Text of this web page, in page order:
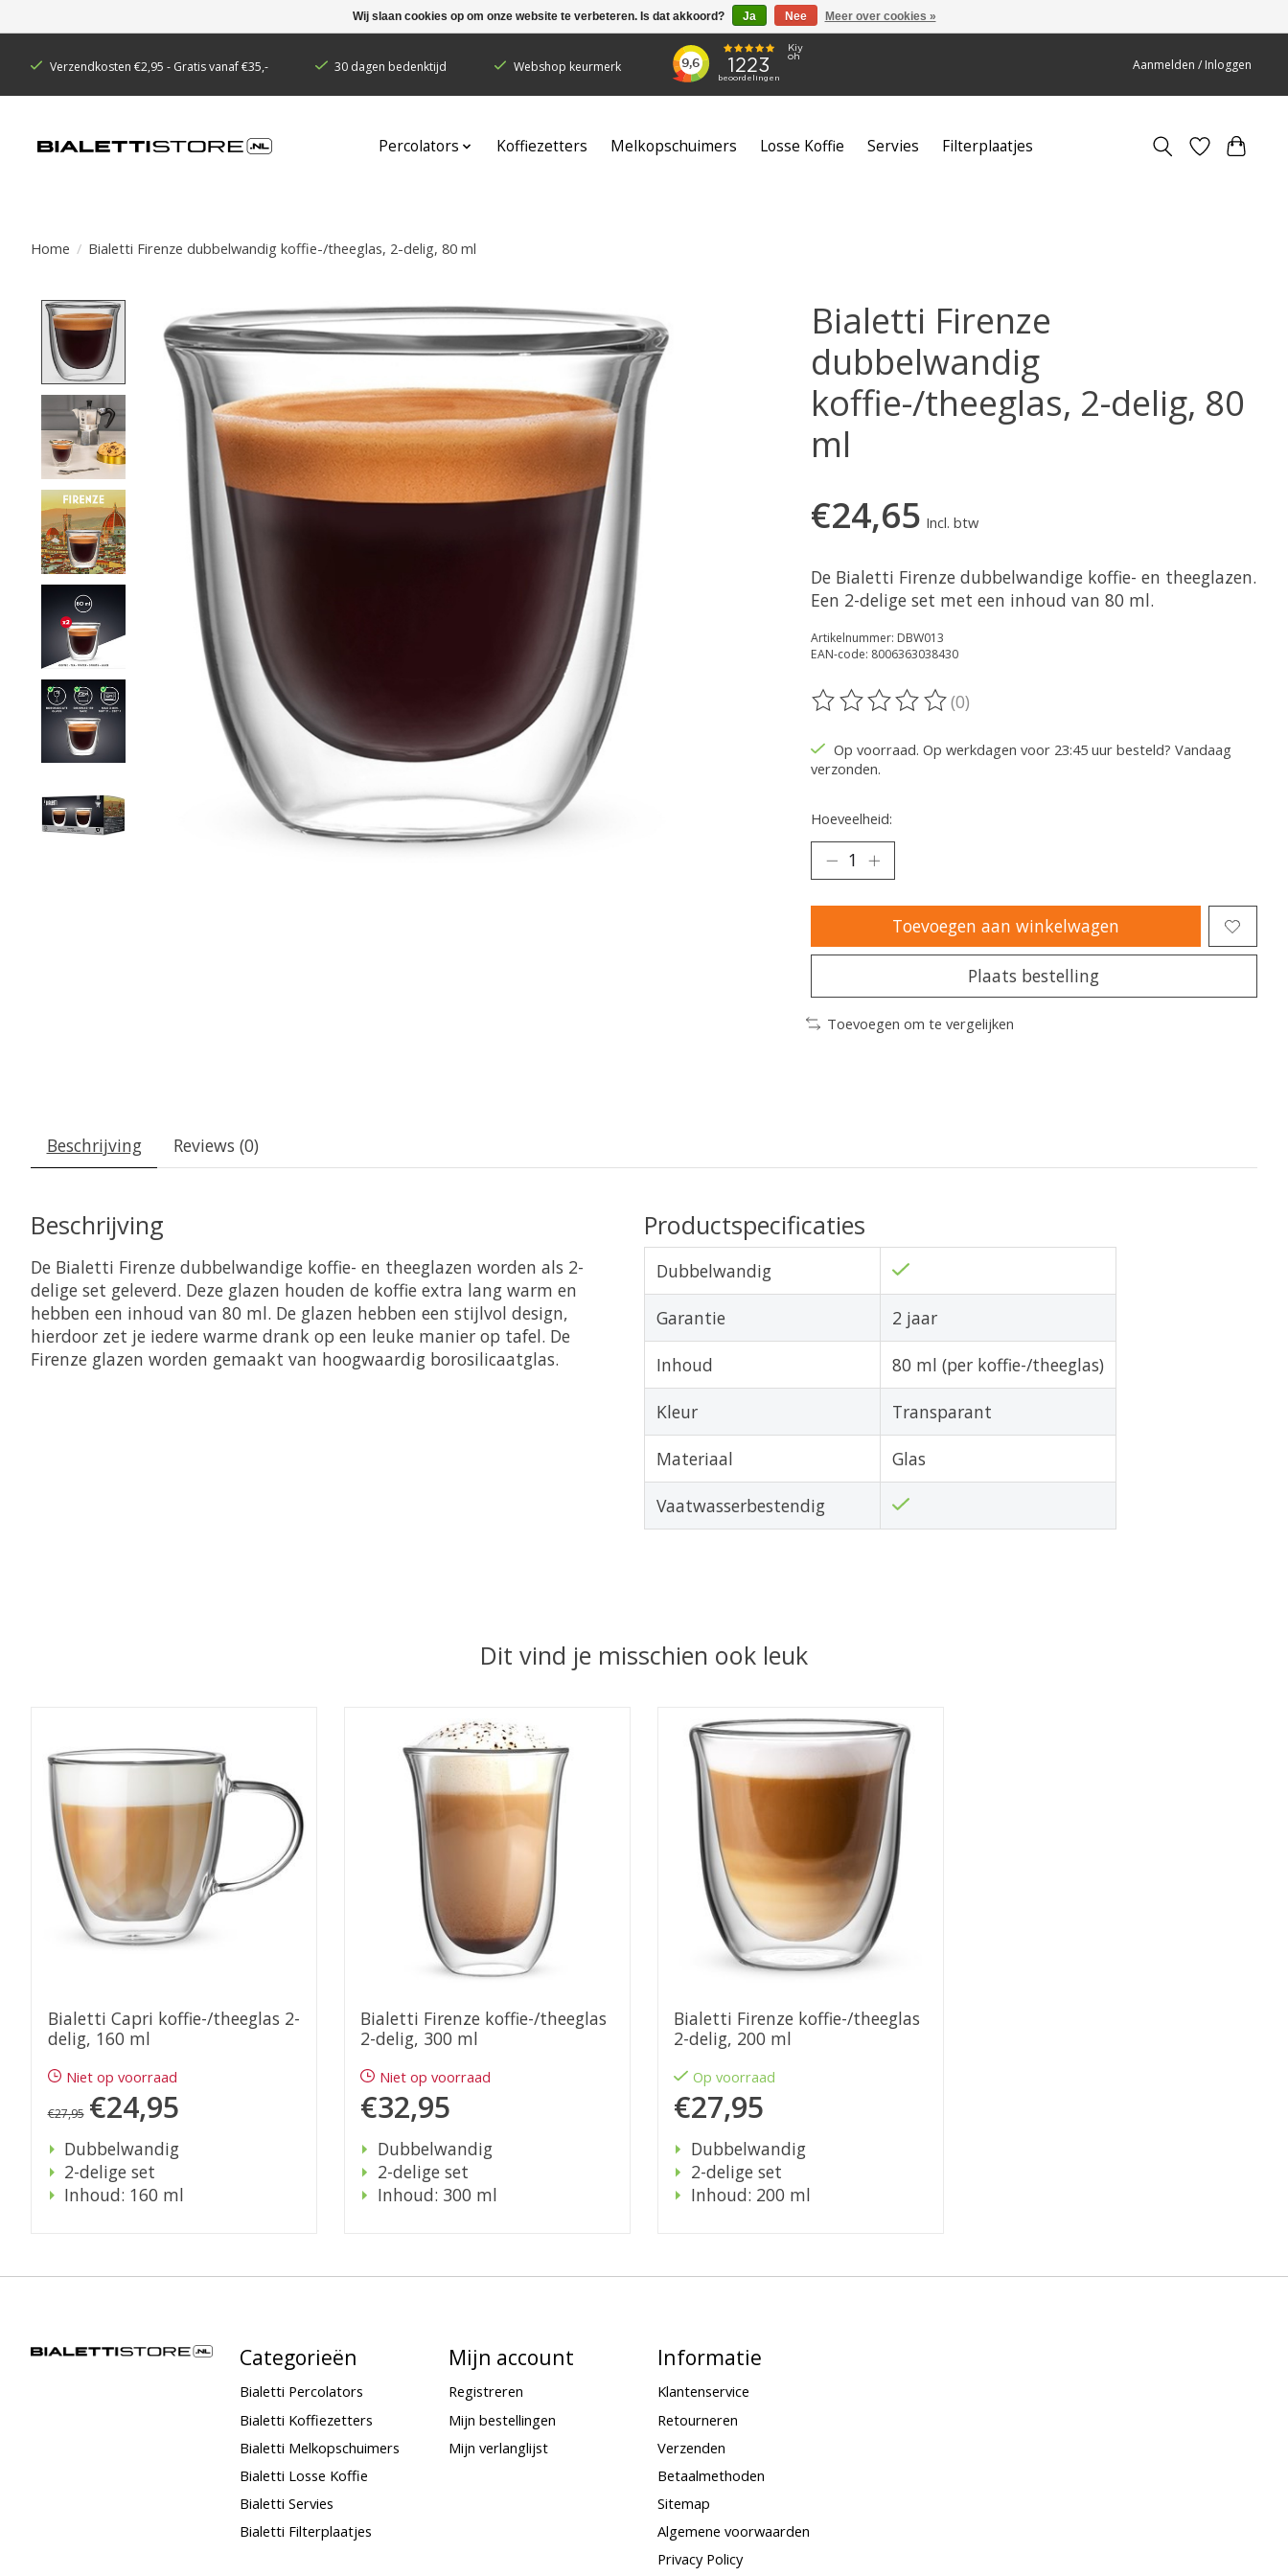
Verzendkosten €2,95 - Gratis vanaf €35,- 30 dagen bedenktijd Webshop keurmerk Aanmelden / Inloggen
Percolators Koffiezetters Melkopschuimers Losse Koffie Servies Filterplaatjes
Home / Bialetti Firenze dubbelwandig koffie-/theeglas, 2-delig, 80 ml
Product image slideshow Items
Bialetti Firenze
dubbelwandig
koffie-/theeglas, 2-delig, 80
ml
€24,65 Incl. btw
De Bialetti Firenze dubbelwandige koffie- en theeglazen.
Een 2-delige set met een inhoud van 80 ml.
Artikelnummer: DBW013
EAN-code: 8006363038430
De beoordeling van dit product is
(0)
Op voorraad. Op werkdagen voor 23:45 uur besteld? Vandaag
verzonden.
Hoeveelheid:
Toevoegen aan winkelwagen
Plaats bestelling
Toevoegen om te vergelijken
Beschrijving Reviews (0)
Beschrijving
De Bialetti Firenze dubbelwandige koffie- en theeglazen worden als 2-
delige set geleverd. Deze glazen houden de koffie extra lang warm en
hebben een inhoud van 80 ml. De glazen hebben een stijlvol design,
hierdoor zet je iedere warme drank op een leuke manier op tafel. De
Firenze glazen worden gemaakt van hoogwaardig borosilicaatglas.
Productspecificaties
Dubbelwandig
Garantie 2 jaar
Inhoud 80 ml (per koffie-/theeglas)
Kleur Transparant
Materiaal Glas
Vaatwasserbestendig
Dit vind je misschien ook leuk
Bialetti Capri koffie-/theeglas 2-
delig, 160 ml
Niet op voorraad
€27,95 €24,95
Dubbelwandig
2-delige set
Inhoud: 160 ml
Bialetti Firenze koffie-/theeglas
2-delig, 300 ml
Niet op voorraad
€32,95
Dubbelwandig
2-delige set
Inhoud: 300 ml
Bialetti Firenze koffie-/theeglas
2-delig, 200 ml
Op voorraad
€27,95
Dubbelwandig
2-delige set
Inhoud: 200 ml
Categorieën
Bialetti Percolators
Bialetti Koffiezetters
Bialetti Melkopschuimers
Bialetti Losse Koffie
Bialetti Servies
Bialetti Filterplaatjes
Mijn account
Registreren
Mijn bestellingen
Mijn verlanglijst
Informatie
Klantenservice
Retourneren
Verzenden
Betaalmethoden
Sitemap
Algemene voorwaarden
Privacy Policy
Wij slaan cookies op om onze website te verbeteren. Is dat akkoord? Ja Nee Meer over cookies »